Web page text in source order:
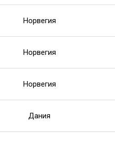
Норвегия
Норвегия
Норвегия
Дания